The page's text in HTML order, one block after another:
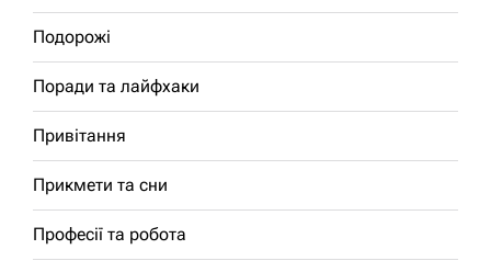
Подорожі
Поради та лайфхаки
Привітання
Прикмети та сни
Професії та робота